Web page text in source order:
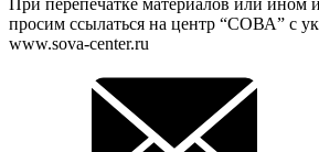
При перепечатке материалов или ином
просим ссылаться на центр “СОВА” с
www.sova-center.ru